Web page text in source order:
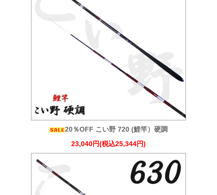
20％OFF こい野 720 (鯉竿）硬調
23,040円(税込25,344円)